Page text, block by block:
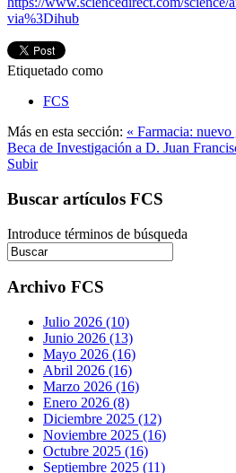
via%3Dihub
Etiquetado como
FCS
Más en esta sección: « Farmacia:
Beca de Investigación a D. Juan
Subir
Buscar artículos FCS
Introduce términos de búsqueda
Archivo FCS
Julio 2026 (10)
Junio 2026 (13)
Mayo 2026 (16)
Abril 2026 (16)
Marzo 2026 (16)
Enero 2026 (8)
Diciembre 2025 (12)
Noviembre 2025 (16)
Octubre 2025 (16)
Septiembre 2025 (11)